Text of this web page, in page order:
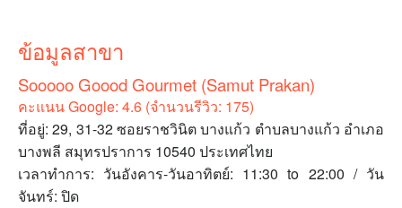
ข้อมูลสาขา
Sooooo Goood Gourmet (Samut Prakan)
คะแนน Google: 4.6 (จำนวนรีวิว: 175)
ที่อยู่: 29, 31-32 ซอยราชวินิต บางแก้ว ตำบลบางแก้ว อำเภอ
บางพลี สมุทรปราการ 10540 ประเทศไทย
เวลาทำการ: วันอังคาร-วันอาทิตย์: 11:30 to 22:00 / วัน
จันทร์: ปิด